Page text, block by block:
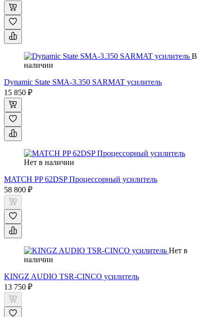
В
наличии
Dynamic State SMA-3.350 SARMAT усилитель
15 850 ₽
Нет в наличии
MATCH PP 62DSP Процессорный усилитель
58 800 ₽
Нет в
наличии
KINGZ AUDIO TSR-CINCO усилитель
13 750 ₽